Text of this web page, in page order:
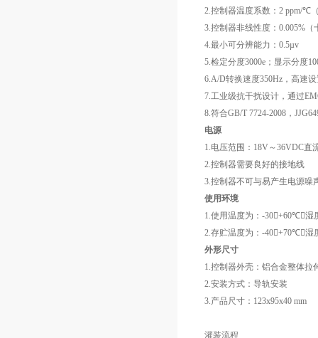
2.控制器温度系数：2 ppm/℃
3.控制器非线性度：0.005%（
4.最小可分辨能力：0.5µv
5.检定分度3000e；显示分度
6.A/D转换速度350Hz，高速设
7.工业级抗干扰设计，通过
8.符合GB/T 7724-2008，
电源
1.电压范围：18V～36VDC直
2.控制器需要良好的接地线
3.控制器不可与易产生电源噪
使用环境
1.使用温度为：-30+60℃，湿
2.存贮温度为：-40+70℃，湿
外形尺寸
1.控制器外壳：铝合金整体拉
2.安装方式：导轨安装
3.产品尺寸：123x95x40 mm
灌装流程